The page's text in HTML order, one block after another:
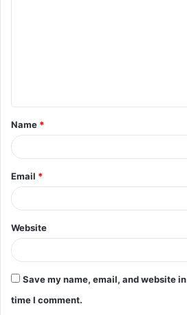
t
*
Name *
Email *
Website
Save my name, email, and website
time I comment.